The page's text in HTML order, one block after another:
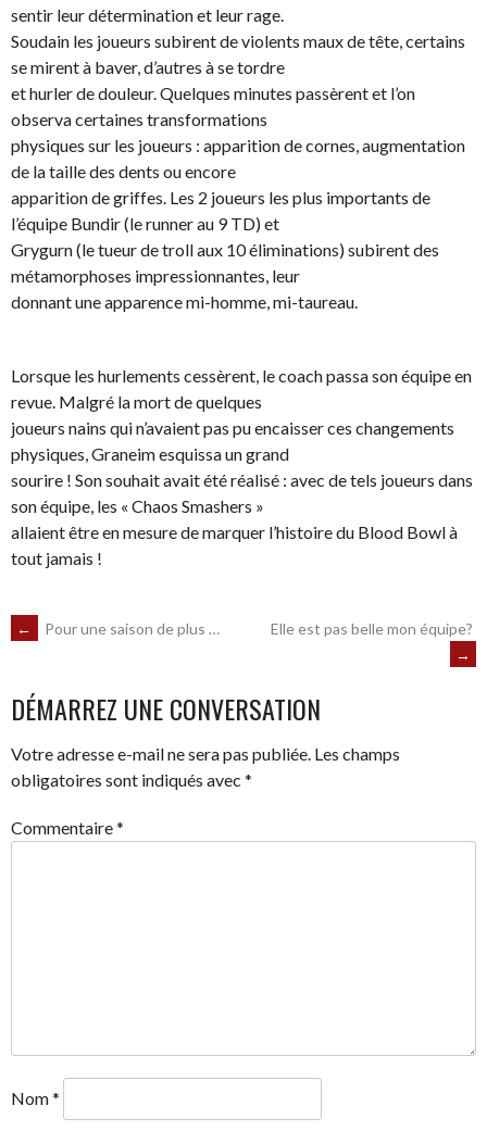
sentir leur détermination et leur rage.
Soudain les joueurs subirent de violents maux de tête, certains
se mirent à baver, d’autres à se tordre
et hurler de douleur. Quelques minutes passèrent et l’on
observa certaines transformations
physiques sur les joueurs : apparition de cornes, augmentation
de la taille des dents ou encore
apparition de griffes. Les 2 joueurs les plus importants de
l’équipe Bundir (le runner au 9 TD) et
Grygurn (le tueur de troll aux 10 éliminations) subirent des
métamorphoses impressionnantes, leur
donnant une apparence mi-homme, mi-taureau.
Lorsque les hurlements cessèrent, le coach passa son équipe en
revue. Malgré la mort de quelques
joueurs nains qui n’avaient pas pu encaisser ces changements
physiques, Graneim esquissa un grand
sourire ! Son souhait avait été réalisé : avec de tels joueurs dans
son équipe, les « Chaos Smashers »
allaient être en mesure de marquer l’histoire du Blood Bowl à
tout jamais !
NAVIGATION
DES
ARTICLES
← Pour une saison de plus …
Elle est pas belle mon équipe?
→
DÉMARREZ UNE CONVERSATION
Votre adresse e-mail ne sera pas publiée. Les champs
obligatoires sont indiqués avec *
Commentaire*
Nom*